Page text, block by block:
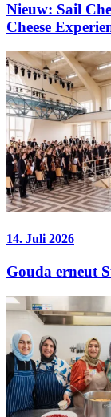
Nieuw: Sail
Cheese
14. Juli 2026
Gouda erneut